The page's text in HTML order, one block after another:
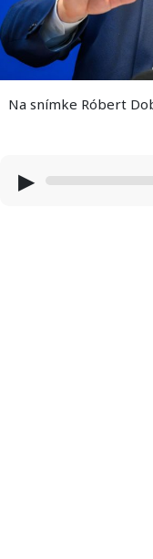
Na snímke Róbert
▶